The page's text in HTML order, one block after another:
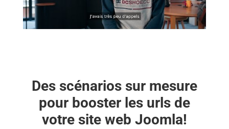
Des scénarios sur mesure
pour booster les urls de
votre site web Joomla!